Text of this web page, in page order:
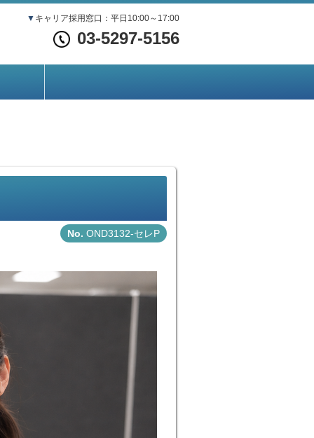
▼ キャリア採用窓口：平日10:00～17:00
03-5297-5156
OND3132-セレP